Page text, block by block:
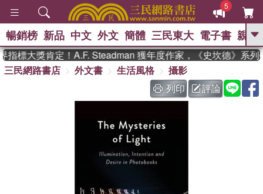
5
GO
熱搜： 東野圭吾 、
、 如果歷史是一群喵 、 暑期
國際布克獎 臺灣漫遊錄 、 方
孩：黎曼猜想
暢銷榜 新品 中文 外文 簡體 三民東大 電子書 親子
標大獎肯定！A.F. Steadman 獲年度作家，《史坎德》系列
三民網路書店
外文書 生活風格
攝影
列印
評論